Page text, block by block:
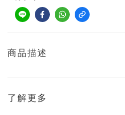
商品描述
了解更多